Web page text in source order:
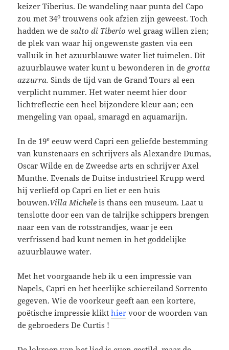
keizer Tiberius. De wandeling naar punta del Capo
zou met 34o trouwens ook afzien zijn geweest. Toch
hadden we desalto di Tiberio wel graag willen zien;
de plek van waar hij ongewenste gasten via een
valluik in het azuurblauwe water liet tuimelen. Dit
azuurblauwe water kunt u bewonderen in de grotta
azzurra.Sinds de tijd van de Grand Tours al een
verplicht nummer. Het water neemt hier door
lichtreflectie een heel bijzondere kleur aan; een
mengeling van opaal, smaragd en aquamarijn.
In de 19e eeuw werd Capri een geliefde bestemming
van kunstenaars en schrijvers als Alexandre Dumas,
Oscar Wilde en de Zweedse arts en schrijver Axel
Munthe. Evenals de Duitse industrieel Krupp werd
hij verliefd op Capri en liet er een huis
bouwen.Villa Michele is thans een museum. Laat u
tenslotte door een van de talrijke schippers brengen
naar een van de rotsstrandjes, waar je een
verfrissend bad kunt nemen in het goddelijke
azuurblauwe water.
Met het voorgaande heb ik u een impressie van
Napels, Capri en het heerlijke schiereiland Sorrento
gegeven. Wie de voorkeur geeft aan een kortere,
poëtische impressie klikthier voor de woorden van
de gebroeders De Curtis !